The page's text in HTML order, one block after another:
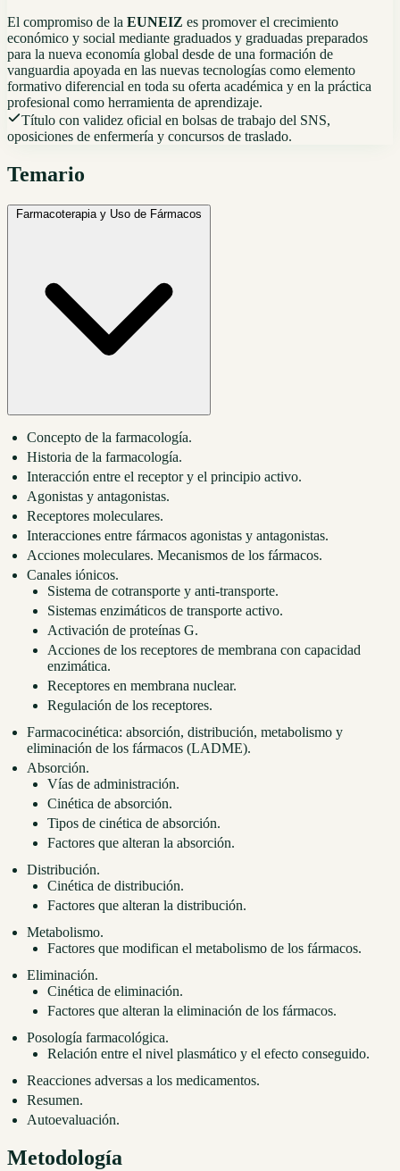
El compromiso de la EUNEIZ es promover el crecimiento
económico y social mediante graduados y graduadas preparados
para la nueva economía global desde de una formación de
vanguardia apoyada en las nuevas tecnologías como elemento
formativo diferencial en toda su oferta académica y en la práctica
profesional como herramienta de aprendizaje.
Título con validez oficial en bolsas de trabajo del SNS,
oposiciones de enfermería y concursos de traslado.
Temario
Concepto de la farmacología.
Historia de la farmacología.
Interacción entre el receptor y el principio activo.
Agonistas y antagonistas.
Receptores moleculares.
Interacciones entre fármacos agonistas y antagonistas.
Acciones moleculares. Mecanismos de los fármacos.
Canales iónicos.
Sistema de cotransporte y anti-transporte.
Sistemas enzimáticos de transporte activo.
Activación de proteínas G.
Acciones de los receptores de membrana con capacidad
enzimática.
Receptores en membrana nuclear.
Regulación de los receptores.
Farmacocinética: absorción, distribución, metabolismo y
eliminación de los fármacos (LADME).
Absorción.
Vías de administración.
Cinética de absorción.
Tipos de cinética de absorción.
Factores que alteran la absorción.
Distribución.
Cinética de distribución.
Factores que alteran la distribución.
Metabolismo.
Factores que modifican el metabolismo de los fármacos.
Eliminación.
Cinética de eliminación.
Factores que alteran la eliminación de los fármacos.
Posología farmacológica.
Relación entre el nivel plasmático y el efecto conseguido.
Reacciones adversas a los medicamentos.
Resumen.
Autoevaluación.
Metodología